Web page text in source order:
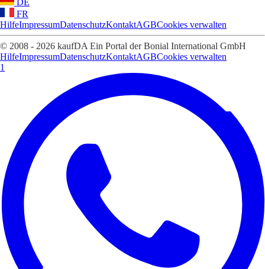
DE
FR
HilfeImpressumDatenschutzKontaktAGBCookies verwalten
© 2008 - 2026 kaufDA Ein Portal der Bonial International GmbH
HilfeImpressumDatenschutzKontaktAGBCookies verwalten
1